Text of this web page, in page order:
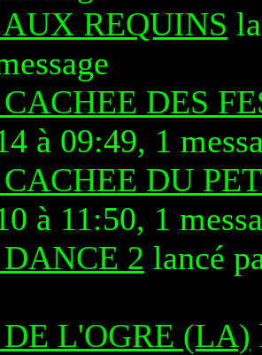
REQUINS
DES
à 09:49, 1
DU
à 11:50, 1
2 lancé
L'OGRE (LA)